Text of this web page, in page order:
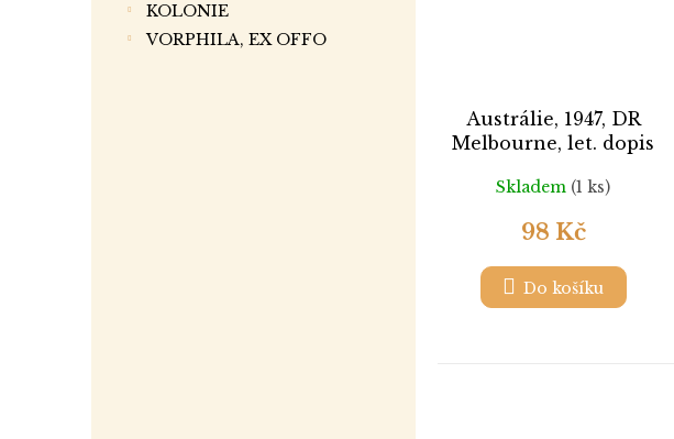
KOLONIE
VORPHILA, EX OFFO
Austrálie, 1947, DR
Melbourne, let. dopis
Skladem (1 ks)
98 Kč
Do košíku